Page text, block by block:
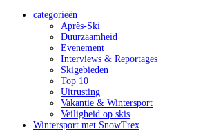
categorieën
Après-Ski
Duurzaamheid
Evenement
Interviews & Reportages
Skigebieden
Top 10
Uitrusting
Vakantie & Wintersport
Veiligheid op skis
Wintersport met SnowTrex